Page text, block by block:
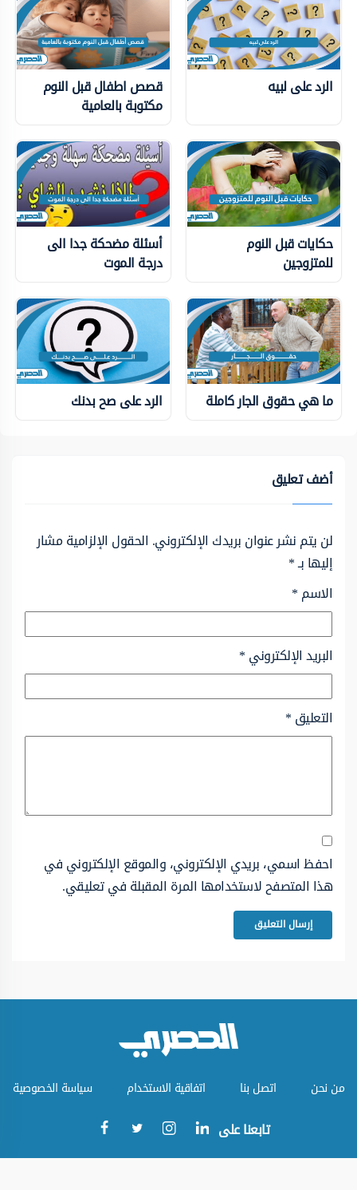
الرد على لبيه قصص اطفال قبل النوم
مكتوبة بالعامية
حكايات قبل النوم
للمتزوجين
أسئلة مضحكة جدا الى
درجة الموت
ما هي حقوق الجار كاملة الرد على صح بدنك
أضف تعليق
لن يتم نشر عنوان بريدك الإلكتروني. الحقول الإلزامية مشار
إليها بـ*
الاسم*
البريد الإلكتروني*
التعليق*
احفظ اسمي، بريدي الإلكتروني، والموقع الإلكتروني في
هذا المتصفح لاستخدامها المرة المقبلة في تعليقي.
من نحن اتصل بنا اتفاقية الاستخدام سياسة الخصوصية
تابعنا على